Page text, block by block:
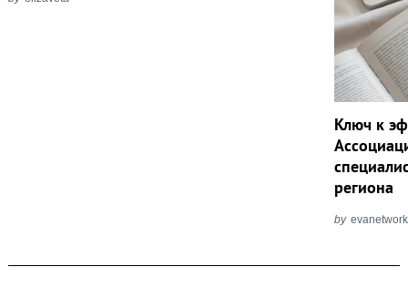
Ключ к
региона
by evanetwork